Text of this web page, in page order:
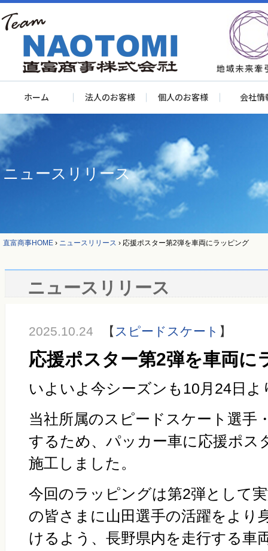
ホーム 法人のお客様 個人のお客様 会社情
ニュースリリース
直富商事HOME › ニュースリリース › 応援ポスター第2弾を車両にラッピング
ニュースリリース
2025.10.24 【スピードスケート 】
応援ポスター第2弾を車両に
いよいよ今シーズンも 10 月 24日よ
当社所属のスピードスケート選手
するため、パッカー車に応援ポス
施工しました。
今回のラッピングは第2弾として
の皆さまに山田選手の活躍をより
けるよう、長野県内を走行する車